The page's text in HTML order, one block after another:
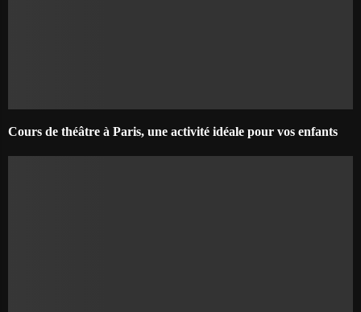
Cours de théâtre à Paris, une activité idéale pour vos enfants